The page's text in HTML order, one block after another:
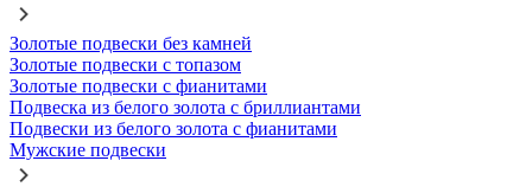
Золотые подвески без камней
Золотые подвески с топазом
Золотые подвески с фианитами
Подвеска из белого золота с бриллиантами
Подвески из белого золота с фианитами
Мужские подвески